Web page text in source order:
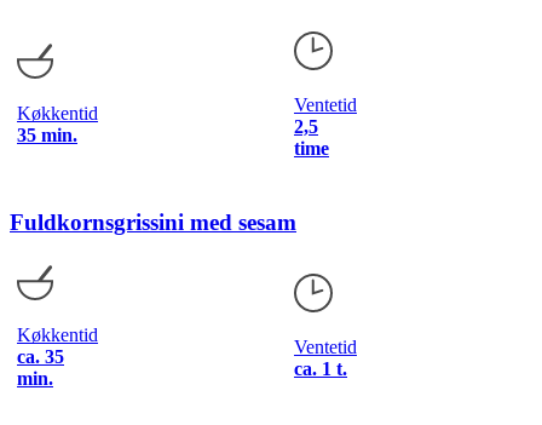
Køkkentid
35 min.
Ventetid
2,5
time
Fuldkornsgrissini med sesam
Køkkentid
ca. 35
min.
Ventetid
ca. 1 t.